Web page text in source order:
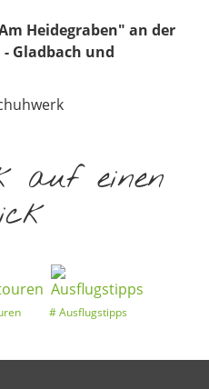
Heidegraben" an der
Gladbach und
auf einen
Ausflugstipps